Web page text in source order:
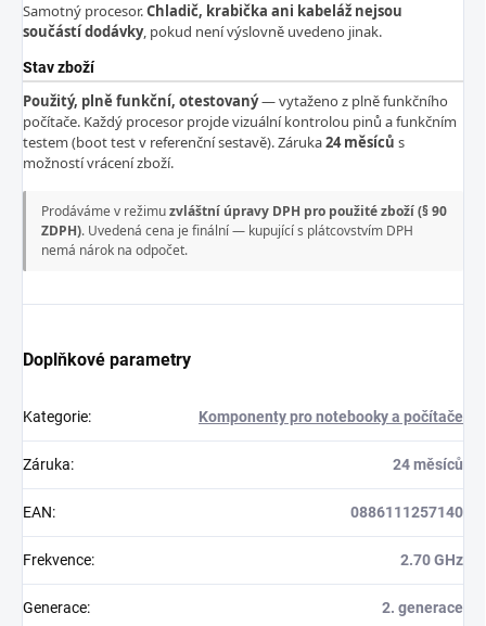
Samotný procesor.Chladič, krabička ani kabeláž nejsou
součástí dodávky, pokud není výslovně uvedeno jinak.
Stav zboží
Použitý, plně funkční, otestovaný— vytaženo z plně funkčního
počítače. Každý procesor projde vizuální kontrolou pinů a funkčním
testem (boot test v referenční sestavě). Záruka24 měsíců s
možností vrácení zboží.
Prodáváme v režimuzvláštní úpravy DPH pro použité zboží (§ 90
ZDPH). Uvedená cena je finální — kupující s plátcovstvím DPH
nemá nárok na odpočet.
Doplňkové parametry
Kategorie: Komponenty pro notebooky a počítače
Záruka: 24 měsíců
EAN: 0886111257140
Frekvence: 2.70 GHz
Generace: 2. generace